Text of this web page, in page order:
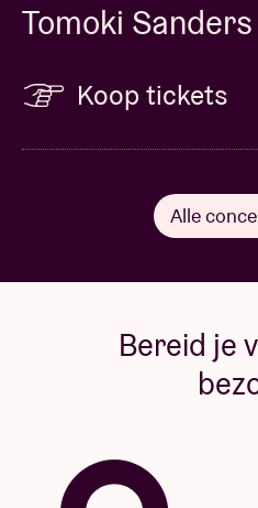
Tomoki Sanders
Koop tickets
Alle
Bereid je